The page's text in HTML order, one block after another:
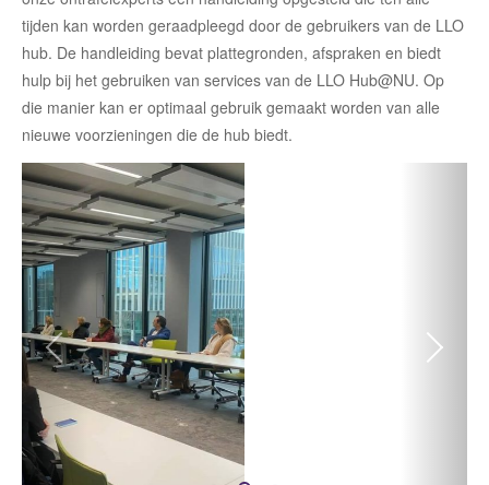
nieuwe voorzieningen die de hub biedt.
Vorige
Opening van de LLO Hub in het Nieuwe Universiteitsgebouw
van de VU.